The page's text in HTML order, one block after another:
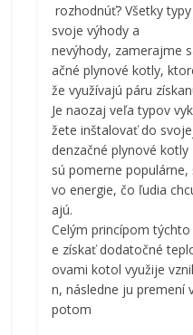
rozhodnúť? Všetky
svoje výhody a
nevýhody, zamerajme
ačné plynové kotly,
že využívajú páru
Je naozaj veľa typov
žete inštalovať do
denzačné plynové kotly
sú pomerne
vo energie, čo ľudia
ajú.
Celým princípom
e získať dodatočné
ovami kotol využije
n, následne ju premení
potom